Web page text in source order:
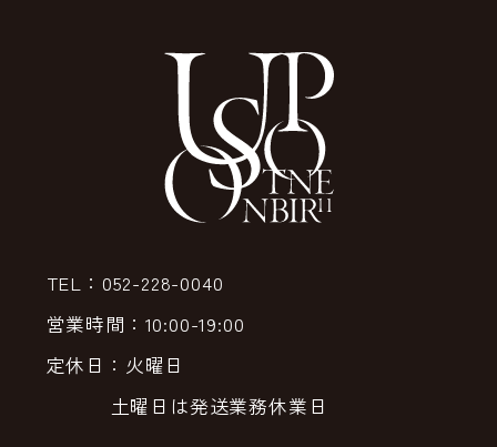
TEL：052-228-0040
営業時間：10:00-19:00
定休日：火曜日
土曜日は発送業務休業日